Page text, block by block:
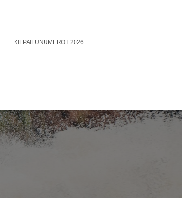
KILPAILUNUMEROT 2026